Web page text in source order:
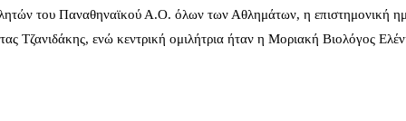
του Παναθηναϊκού Α.Ο. όλων των Αθλημάτων, η επιστημονική
Τζανιδάκης, ενώ κεντρική ομιλήτρια ήταν η Μοριακή Βιολόγος